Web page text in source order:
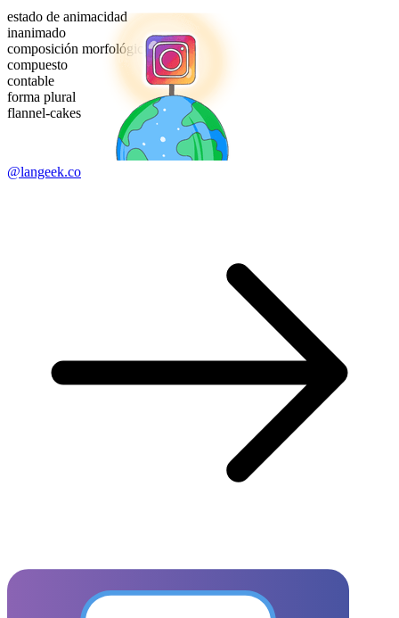
estado de animacidad
inanimado
composición morfológica
compuesto
contable
forma plural
flannel-cakes
@langeek.co